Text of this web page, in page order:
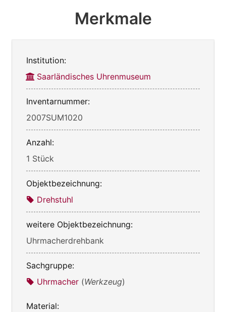
Merkmale
Institution:
Saarländisches Uhrenmuseum
Inventarnummer:
2007SUM1020
Anzahl:
1 Stück
Objektbezeichnung:
Drehstuhl
weitere Objektbezeichnung:
Uhrmacherdrehbank
Sachgruppe:
Uhrmacher (Werkzeug)
Material: